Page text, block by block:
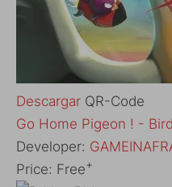
Descargar QR-Code
Go Home Pigeon ! -
Developer:
Price: Free+